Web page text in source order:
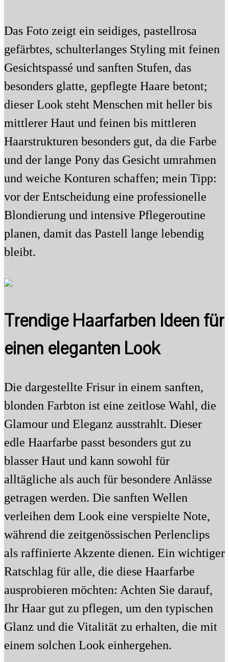
Das Foto zeigt ein seidiges, pastellrosa
gefärbtes, schulterlanges Styling mit feinen
Gesichtspassé und sanften Stufen, das
besonders glatte, gepflegte Haare betont;
dieser Look steht Menschen mit heller bis
mittlerer Haut und feinen bis mittleren
Haarstrukturen besonders gut, da die Farbe
und der lange Pony das Gesicht umrahmen
und weiche Konturen schaffen; mein Tipp:
vor der Entscheidung eine professionelle
Blondierung und intensive Pflegeroutine
planen, damit das Pastell lange lebendig
bleibt.
Trendige Haarfarben Ideen für
einen eleganten Look
Die dargestellte Frisur in einem sanften,
blonden Farbton ist eine zeitlose Wahl, die
Glamour und Eleganz ausstrahlt. Dieser
edle Haarfarbe passt besonders gut zu
blasser Haut und kann sowohl für
alltägliche als auch für besondere Anlässe
getragen werden. Die sanften Wellen
verleihen dem Look eine verspielte Note,
während die zeitgenössischen Perlenclips
als raffinierte Akzente dienen. Ein wichtiger
Ratschlag für alle, die diese Haarfarbe
ausprobieren möchten: Achten Sie darauf,
Ihr Haar gut zu pflegen, um den typischen
Glanz und die Vitalität zu erhalten, die mit
einem solchen Look einhergehen.